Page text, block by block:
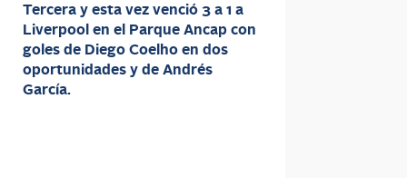
Tercera y esta vez venció 3 a 1 a
Liverpool en el Parque Ancap con
goles de Diego Coelho en dos
oportunidades y de Andrés
García.